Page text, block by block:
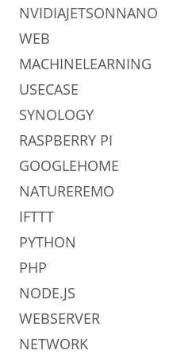
NVIDIAJETSONNANO
WEB
MACHINELEARNING
USECASE
SYNOLOGY
RASPBERRY PI
GOOGLEHOME
NATUREREMO
IFTTT
PYTHON
PHP
NODE.JS
WEBSERVER
NETWORK